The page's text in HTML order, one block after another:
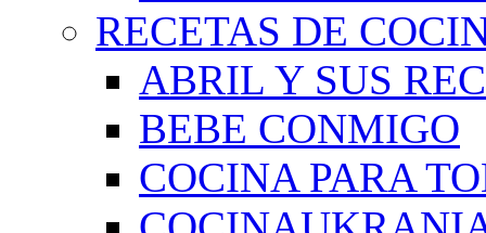
RECETAS DE
ABRIL Y SUS
BEBE CONMIGO
COCINA PARA